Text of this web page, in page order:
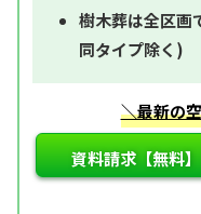
樹木葬は全区画
同タイプ除く)
＼最新の
資料請求【無料】